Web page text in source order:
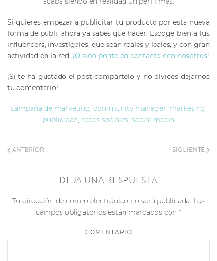
Si quieres empezar a publicitar tu producto por esta nueva
forma de publi, ahora ya sabes qué hacer. Escoge bien a tus
influencers, investígales, que sean reales y leales, y con gran
actividad en la red. ¡O sino ponte en contacto con nosotros!
¡Si te ha gustado el post compartelo y no olvides dejarnos
tu comentario!
campaña de marketing, community manager, marketing,
publicidad, redes sociales, social media
ANTERIOR SIGUIENTE
DEJA UNA RESPUESTA
Tu dirección de correo electrónico no será publicada. Los
campos obligatorios están marcados con *
COMENTARIO